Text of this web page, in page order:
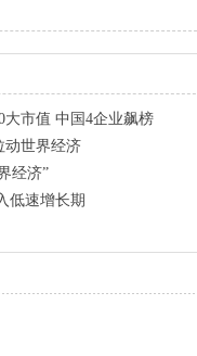
市值 中国4企业飙榜
动世界经济
经济”
低速增长期